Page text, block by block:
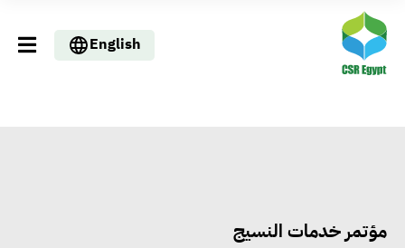
English
مؤتمر خدمات النسيج